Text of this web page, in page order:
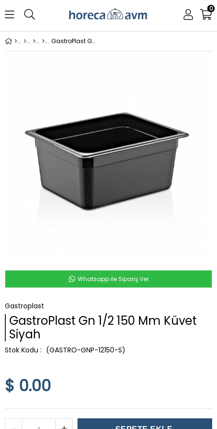
0
GastroPlast Gn 1/2 150 Mm Küvet Siyah
Whatsapp ile Sipariş Ver
Gastroplast
GastroPlast Gn 1/2 150 Mm Küvet
Siyah
(GASTRO-GNP-12150-S)
$ 0.00